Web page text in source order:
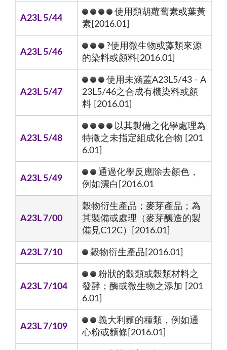
A23L 5/44
使用類胡蘿蔔素或葉黃
素[2016.01]
A23L 5/46
?使用微生物或藻類來源
的染料或顏料[2016.01]
A23L 5/47
使用未涵蓋A23L5/43 - A
23L5/46之合成有機染料或顏
料 [2016.01]
A23L 5/48
以其製備之化學處理為
特徵之未指定組成化合物 [201
6.01]
A23L 5/49
通過化學反應除去顏色，
例如漂白[2016.01
A23L 7/00
穀物衍生產品；麥芽產品；為
其製備或處理（麥芽釀造的製
備見C12C）[2016.01]
A23L 7/10 穀物衍生產品[2016.01]
A23L 7/104
粉狀的穀類或穀類材料之
發酵；酶或微生物之添加 [201
6.01]
A23L 7/109
義大利麵的種類，例如通
心粉或麵條[2016.01]